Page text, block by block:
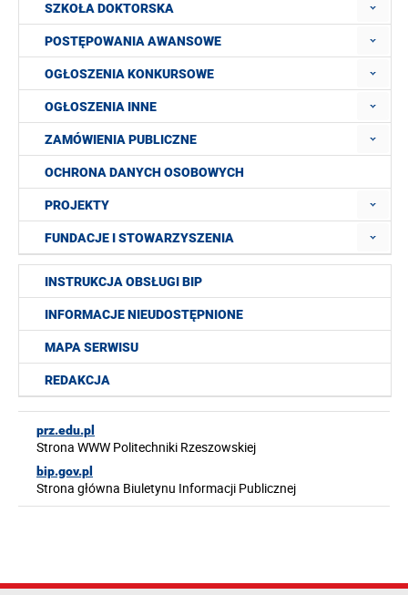
SZKOŁA DOKTORSKA
POSTĘPOWANIA AWANSOWE
OGŁOSZENIA KONKURSOWE
OGŁOSZENIA INNE
ZAMÓWIENIA PUBLICZNE
OCHRONA DANYCH OSOBOWYCH
PROJEKTY
FUNDACJE I STOWARZYSZENIA
INSTRUKCJA OBSŁUGI BIP
INFORMACJE NIEUDOSTĘPNIONE
MAPA SERWISU
REDAKCJA
prz.edu.pl
Strona WWW Politechniki Rzeszowskiej
bip.gov.pl
Strona główna Biuletynu Informacji Publicznej